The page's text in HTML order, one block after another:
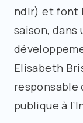
ndlr) et font
saison, dans
Elisabeth
publique à